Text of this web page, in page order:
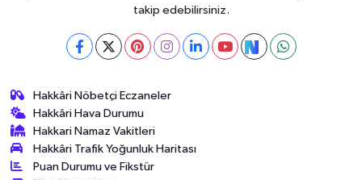
takip edebilirsiniz.
Hakkâri Nöbetçi Eczaneler
Hakkâri Hava Durumu
Hakkari Namaz Vakitleri
Hakkâri Trafik Yoğunluk Haritası
Puan Durumu ve Fikstür